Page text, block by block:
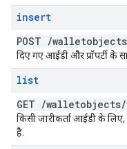
insert
POST /walletobjects
दिए गए आईडी और प्रॉपर्टी के
list
GET /walletobjects/
किसी जारीकर्ता आईडी के
है.